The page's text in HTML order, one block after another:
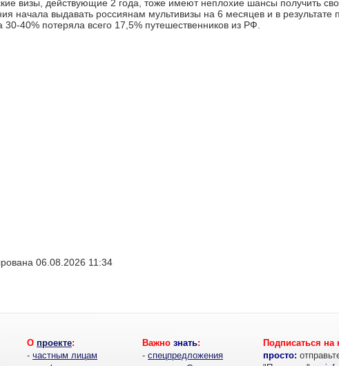
визы, действующие 2 года, тоже имеют неплохие шансы получить
начала выдавать россиянам мультивизы на 6 месяцев и в
30-40% потеряла всего 17,5% путешественников из РФ.
06.08.2026 11:34
О проекте:
- частным лицам
Важно знать:
- спецпредложения
Подписаться на
просто: